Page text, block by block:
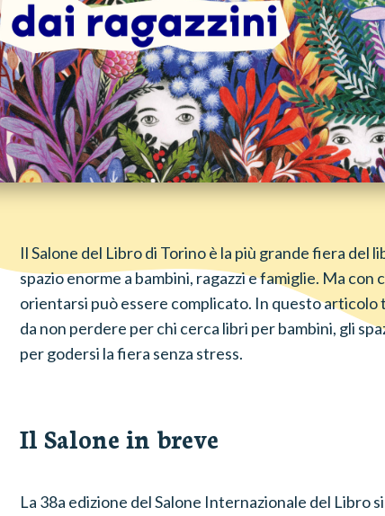
Il Salone del Libro di Torino è la più grande fiera del
spazio enorme a bambini, ragazzi e famiglie. Ma con
orientarsi può essere complicato. In questo articolo
da non perdere per chi cerca libri per bambini, gli
per godersi la fiera senza stress.
Il Salone in breve
La 38a edizione del Salone Internazionale del Libro